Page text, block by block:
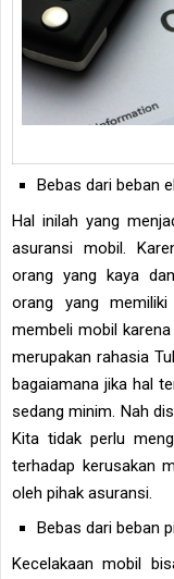
Bebas dari beban
Hal inilah yang
asuransi mobil.
orang yang kaya
orang yang
membeli mobil
merupakan rahasia
bagaiamana jika hal
sedang minim. Nah
Kita tidak perlu
terhadap kerusakan
oleh pihak asuransi.
Bebas dari beban
Kecelakaan mobil